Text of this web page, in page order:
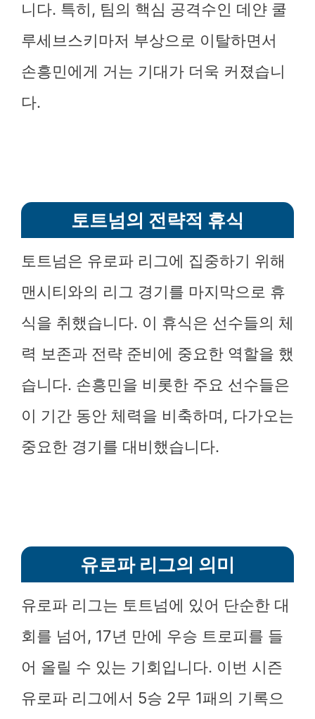
니다. 특히, 팀의 핵심 공격수인 데얀 쿨
루세브스키마저 부상으로 이탈하면서
손흥민에게 거는 기대가 더욱 커졌습니
다.
토트넘의 전략적 휴식
토트넘은 유로파 리그에 집중하기 위해
맨시티와의 리그 경기를 마지막으로 휴
식을 취했습니다. 이 휴식은 선수들의 체
력 보존과 전략 준비에 중요한 역할을 했
습니다. 손흥민을 비롯한 주요 선수들은
이 기간 동안 체력을 비축하며, 다가오는
중요한 경기를 대비했습니다.
유로파 리그의 의미
유로파 리그는 토트넘에 있어 단순한 대
회를 넘어, 17년 만에 우승 트로피를 들
어 올릴 수 있는 기회입니다. 이번 시즌
유로파 리그에서 5승 2무 1패의 기록으